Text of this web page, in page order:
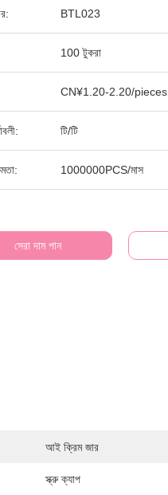
BTL023
100 টুকরা
CN¥1.20-2.20/pieces
টি/টি
1000000PCS/মাস
সেরা দাম পান
আই ক্রিম জার
স্ক্রু ক্যাপ